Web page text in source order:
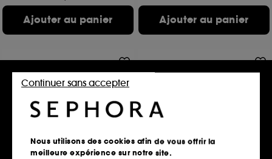
Ajouter au panier Ajouter au panier
Nous utilisons des cookies afin de vous offrir la
meilleure expérience sur notre site.
Continuer sans accepter